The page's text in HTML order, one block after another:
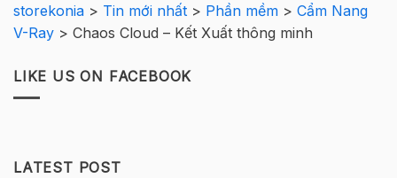
storekonia > Tin mới nhất > Phần mềm > Cẩm Nang
V-Ray > Chaos Cloud – Kết Xuất thông minh
LIKE US ON FACEBOOK
LATEST POST